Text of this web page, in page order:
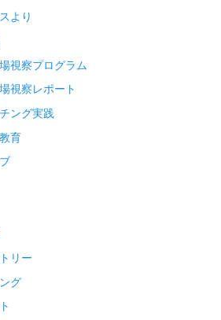
より
視察プログラム
視察レポート
ング実践
育
リー
グ